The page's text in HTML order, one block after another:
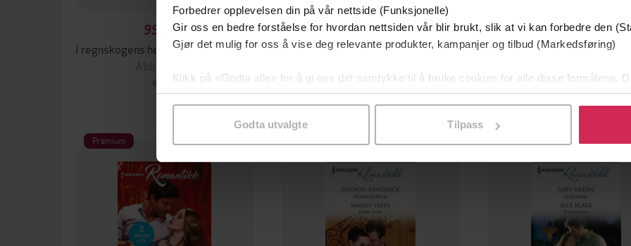
Forbedrer opplevelsen din på vår nettside (Funksjonelle)
Gir oss en bedre forståelse for hvordan nettsiden vår blir brukt, slik at vi kan forbedre den
Gjør det mulig for oss å vise deg relevante produkter, kampanjer og tilbud (Markedsføring)
Klikk på «Godta alle» for å gi oss ditt samtykke til å bruke cookies for alle disse formålene.
samtykke til spesifikke formål ved å klikke på «Tilpass». Du kan når som helst trekke
Godta utvalgte Tilpass
99,90,-
I regnskogens hete ; Forskjellige verdener ; Spill
Abby Green
EBOK
79,90,-
Dobbel lykke ; Hjertets juvel
EBOK
69,90,-
Ditt sanne jeg ; Vil du ta...
EBOK
Premium